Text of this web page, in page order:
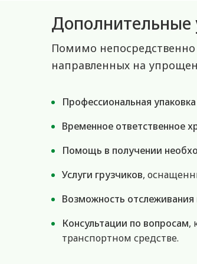
Дополнительные
Помимо непосредственно
направленных на
Профессиональная упаковка
Временное ответственное
Помощь в получении
Услуги грузчиков,
Возможность
Консультации по вопросам,
транспортном средстве.